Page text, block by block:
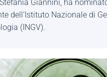
Giannini, ha
dell’Istituto Nazionale di
(INGV).